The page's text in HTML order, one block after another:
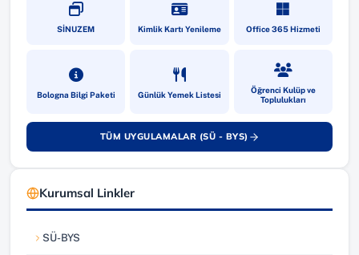
SİNUZEM(yeni sekmede açılır)Kimlik Kartı Yenileme(yeni sekmede açılır)Office 365 Hizmeti
(yeni sekmede
Bologna Bilgi Paketi(yeni sekmede açılır)Günlük Yemek Listesi(yeni sekmede açılır)Öğrenci Kulüp ve
Toplulukları
(yeni sekmede
TÜM UYGULAMALAR (SÜ - BYS)
(yeni sekmede açılır)
Kurumsal Linkler
SÜ-BYS
(yeni sekmede açılır)